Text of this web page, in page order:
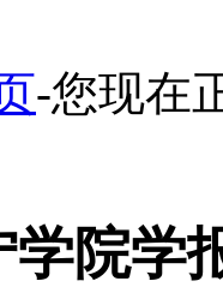
-您现在
学院学